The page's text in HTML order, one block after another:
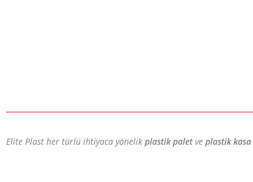
Elite Plast her türlü ihtiyaca yönelik plastik paletve plastik kasa